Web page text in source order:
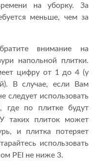
на уборку. За
меньше, чем за
внимание на
напольной плитки.
цифру от 1 до 4 (у
В случае, если Вам
следует использовать
где по плитке будут
таких плиток может
и плитка потеряет
использовать
PEI не ниже 3.